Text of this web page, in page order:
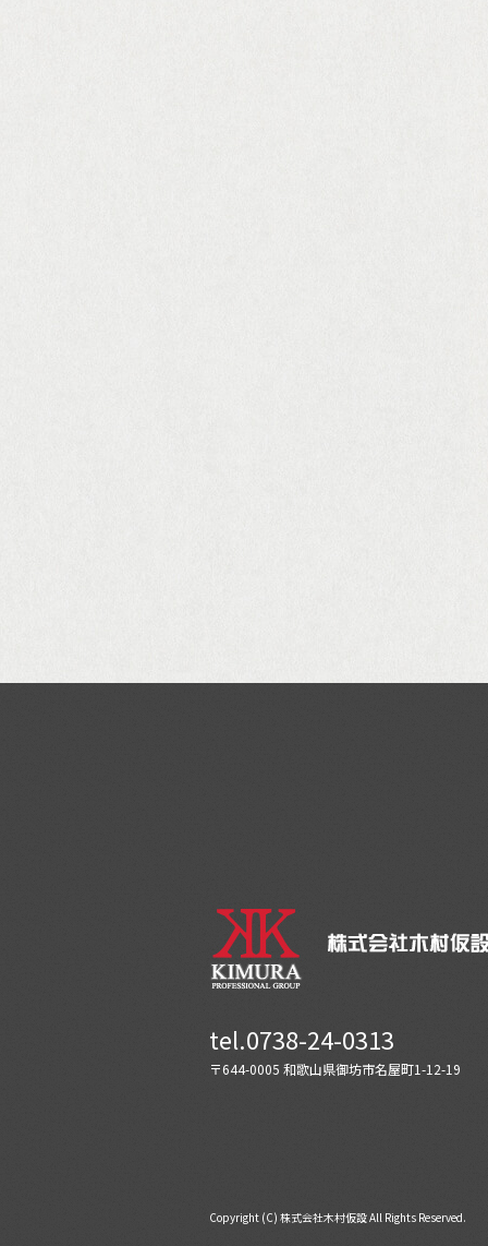
tel.0738-24-0313
〒644-0005 和歌山県御坊市名屋町1-12-19
Copyright (C) 株式会社木村仮設 All Rights Reserved.